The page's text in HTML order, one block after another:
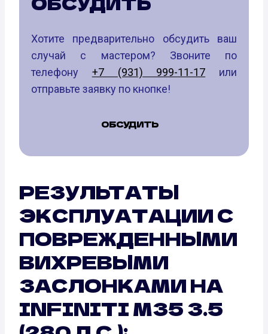
Хотите предварительно обсудить ваш
случай с мастером? Звоните по
телефону +7 (931) 999-11-17 или
отправьте заявку по кнопке!
ОБСУДИТЬ
РЕЗУЛЬТАТЫ
ЭКСПЛУАТАЦИИ С
ПОВРЕЖДЕННЫМИ
ВИХРЕВЫМИ
ЗАСЛОНКАМИ НА
INFINITI M35 3.5